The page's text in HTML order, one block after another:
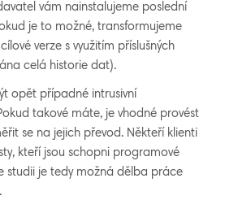
vám nainstalujeme poslední
je to možné, transformujeme
verze s využitím příslušných
celá historie dat).
opět případné intrusivní
takové máte, je vhodné provést
se na jejich převod. Někteří klienti
kteří jsou schopni programové
studii je tedy možná dělba práce